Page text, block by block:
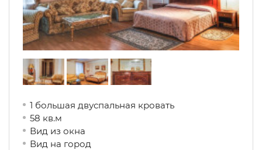
1 большая двуспальная кровать
58 кв.м
Вид из окна
Вид на город